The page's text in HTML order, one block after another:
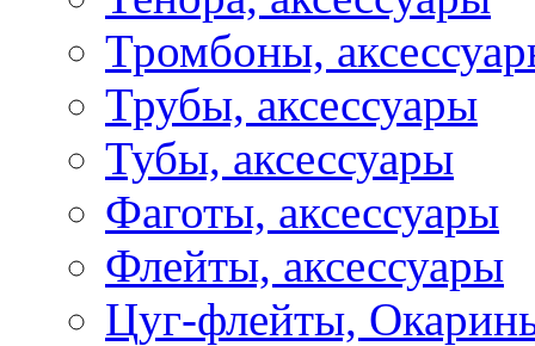
Тромбоны,
Трубы, аксессуары
Тубы, аксессуары
Фаготы, аксессуары
Флейты, аксессуары
Цуг-флейты,